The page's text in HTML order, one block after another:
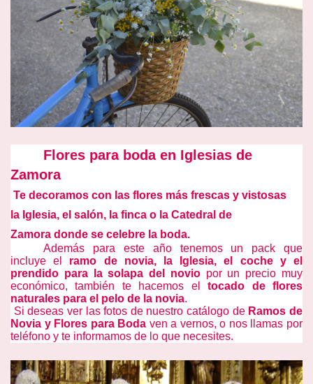
Flores para boda en Iglesias de
Zamora
Te decoramos con las flores más frescas y vistosas
la Iglesia, el salón, la finca o la Catedral de
Zamora donde se celebre la boda.
Además para este año tenemos un pack que
incluye el ramo de novia, la Iglesia, el coche y el
prendido para la solapa del noviopor un precio muy
económico, también te hacemos eltocado de flores
naturales para el pelo de la novia.
Si deseas ver las fotos de nuestro catálogo de Ramos de
Novia y Flores para Boda ven a vernos, o nos llamas por
teléfono y te informamos de lo que necesites.